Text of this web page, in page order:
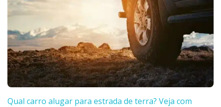
Qual carro alugar para estrada de terra? Veja com